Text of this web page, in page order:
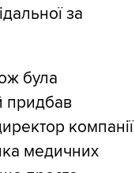
за
була
придбав
компанії
медичних